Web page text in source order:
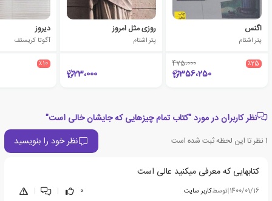
اگنس
پتر اشتام
٪25 475،000
356،250
روزی مثل امروز
پتر اشتام
23،000
دیروز
آگوتا کریستف
٪10
نظر کاربران در مورد "کتاب تمام چیزهایی که جایشان خالی است"
1نظر تا این لحظه ثبت شده است نظر خود را بنویسید
کتابهایی که معرفی میکنید عالی است
1400/01/16
|توسطکاربر سایت 0
|
|